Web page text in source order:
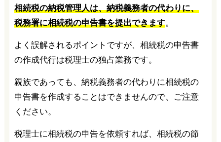
相続税の納税管理人は、納税義務者の代わりに、
税務署に相続税の申告書を提出できます。
よく誤解されるポイントですが、相続税の申告書
の作成代行は税理士の独占業務です。
親族であっても、納税義務者の代わりに相続税の
申告書を作成することはできませんので、ご注意
ください。
税理士に相続税の申告を依頼すれば、相続税の節